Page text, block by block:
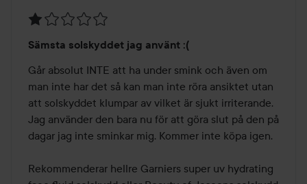
1
av
5
Sämsta solskyddet jag använt :(
Går absolut INTE att ha under smink och även om
man inte har det så kan man inte röra ansiktet utan
att solskyddet klumpar av vilket är sjukt irriterande.
Jag använder den bara nu för att göra slut på den på
dagar jag inte sminkar mig. Kommer inte köpa igen.
Rekommenderar hellre Garniers super uv hydrating